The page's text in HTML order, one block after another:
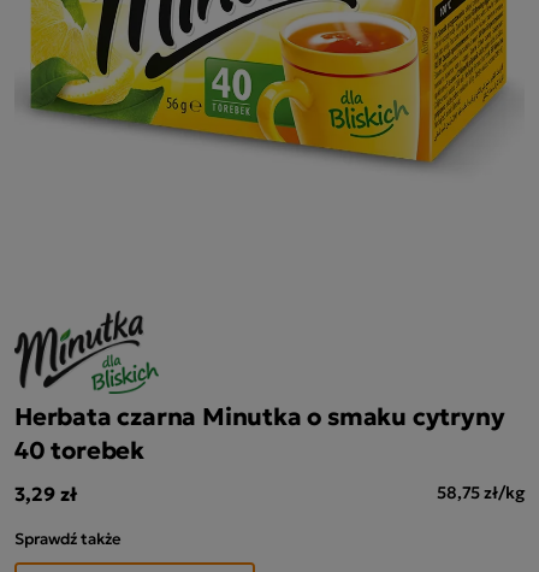
Herbata czarna Minutka o smaku cytryny
40 torebek
3,29 zł 58,75 zł/kg
Sprawdź także